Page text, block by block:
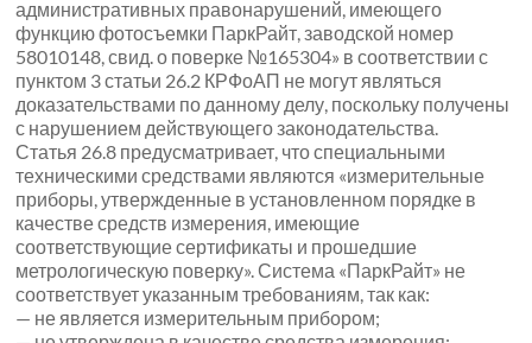
административных правонарушений, имеющего
функцию фотосъемки ПаркРайт, заводской номер
58010148, свид. о поверке №165304» в соответствии с
пунктом 3 статьи 26.2 КРФоАП не могут являться
доказательствами по данному делу, поскольку получены
с нарушением действующего законодательства.
Статья 26.8 предусматривает, что специальными
техническими средствами являются «измерительные
приборы, утвержденные в установленном порядке в
качестве средств измерения, имеющие
соответствующие сертификаты и прошедшие
метрологическую поверку». Система «ПаркРайт» не
соответствует указанным требованиям, так как:
— не является измерительным прибором;